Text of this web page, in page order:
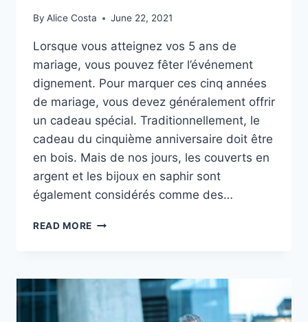
By Alice Costa June 22, 2021
Lorsque vous atteignez vos 5 ans de
mariage, vous pouvez fêter l’événement
dignement. Pour marquer ces cinq années
de mariage, vous devez généralement offrir
un cadeau spécial. Traditionnellement, le
cadeau du cinquième anniversaire doit être
en bois. Mais de nos jours, les couverts en
argent et les bijoux en saphir sont
également considérés comme des…
READ MORE
:
VOS